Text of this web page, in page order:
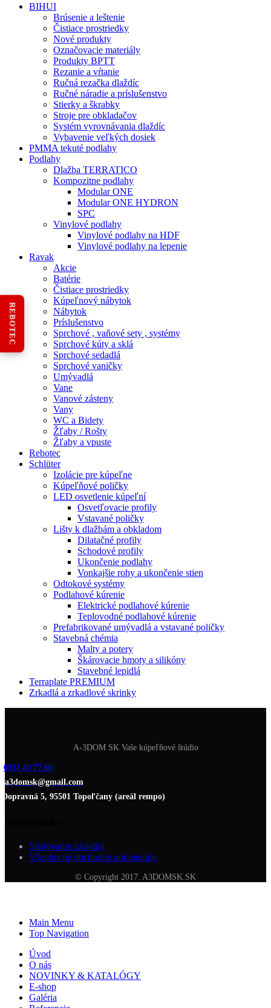
môžete
vybrať
na
stránke
produktu.
BIHUI
Brúsenie a leštenie
Čistiace prostriedky
Nové produkty
Označovacie materiály
Produkty BPTT
Rezanie a vŕtanie
Ručná rezačka dlaždíc
Ručné náradie a príslušenstvo
Stierky a škrabky
Stroje pre obkladačov
Systém vyrovnávania dlaždíc
Vybavenie veľkých dosiek
PMMA tekuté podlahy
Podlahy
Dlažba TERRATICO
Kompozitne podlahy
Modular ONE
Modular ONE HYDRON
SPC
Vinylové podlahy
Vinylové podlahy na HDF
Vinylové podlahy na lepenie
Ravak
Akcie
Batérie
Čistiace prostriedky
Kúpeľnový nábytok
Nábytok
Príslušenstvo
Sprchové , vaňové sety , systémy
Sprchové kúty a sklá
Sprchové sedadlá
Sprchové vaničky
Umývadlá
Vane
Vanové zásteny
Vany
WC a Bidety
Žľaby / Rošty
Žľaby a vpuste
Rebotec
Schlüter
Izolácie pre kúpeľne
Kúpeľňové poličky
LED osvetlenie kúpeľní
Osvetľovacie profily
Vstavané poličky
Lišty k dlažbám a obkladom
Dilatačné profily
Schodové profily
Ukončenie podlahy
Vonkajšie rohy a ukončenie stien
Odtokové systémy
Podlahové kúrenie
Elektrické podlahové kúrenie
Teplovodné podlahové kúrenie
Prefabrikované umývadlá a vstavané poličky
Stavebná chémia
Malty a potery
Škárovacie hmoty a silikóny
Stavebné lepidlá
Terraplate PREMIUM
Zrkadlá a zrkadlové skrinky
A-3DOM SK Vaše kúpeľňové štúdio
0911 40 77 66
a3domsk@gmail.com
Dopravná 5, 95501 Topoľčany (areál rempo)
Sledovanie zásielky
Všeobecné obchodné podmienky
© Copyright 2017. A3DOMSK.SK
Main Menu
Top Navigation
Úvod
O nás
NOVINKY & KATALÓGY
E-shop
Galéria
REBOTEC